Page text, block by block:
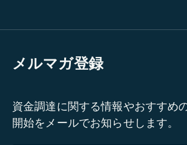
メルマガ登録
資金調達に関する情報やおすすめ
開始をメールでお知らせします。